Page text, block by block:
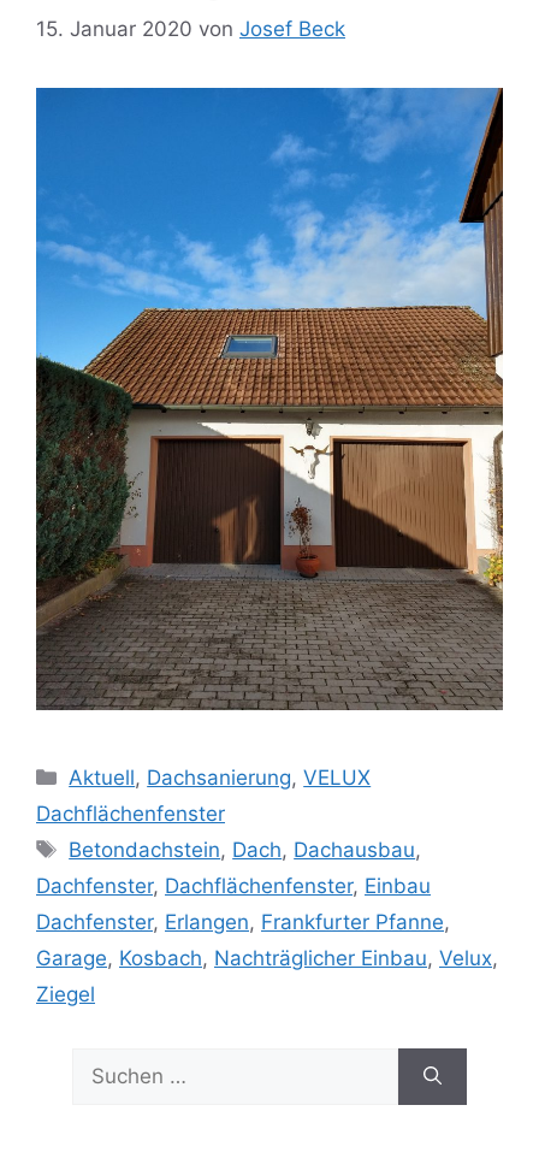
15. Januar 2020 von Josef Beck
Kategorien
Aktuell, Dachsanierung,VELUX
Dachflächenfenster
Schlagwörter
Betondachstein, Dach, Dachausbau,
Dachfenster, Dachflächenfenster, Einbau
Dachfenster, Erlangen, Frankfurter Pfanne,
Garage, Kosbach, Nachträglicher Einbau, Velux,
Ziegel
nach: